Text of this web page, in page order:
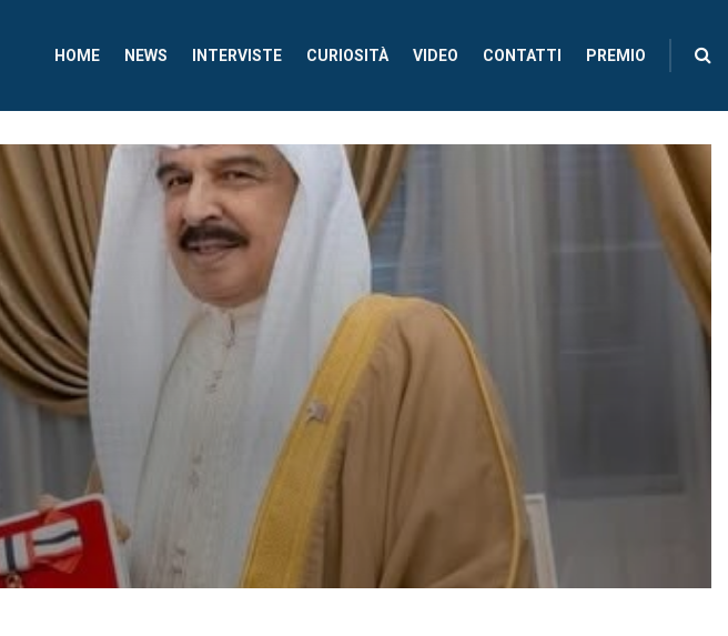
HOME NEWS INTERVISTE CURIOSITÀ VIDEO CONTATTI PREMIO